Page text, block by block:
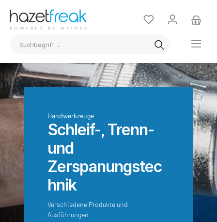
Handwerkzeuge
Schleif-, Trenn-
und
Zerspanungstec
hnik
Verschiedene Produkte und
Ausführungen